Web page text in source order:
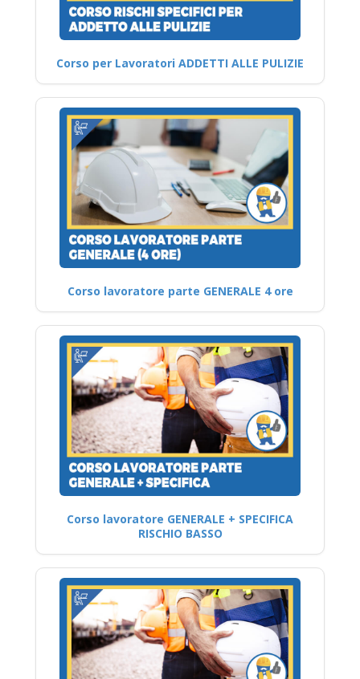
Corso per Lavoratori ADDETTI ALLE PULIZIE
Corso lavoratore parte GENERALE 4 ore
Corso lavoratore GENERALE + SPECIFICA
RISCHIO BASSO